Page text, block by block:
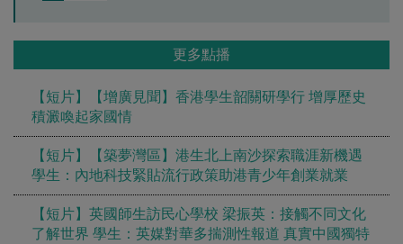
更多點播
【短片】【增廣見聞】香港學生韶關研學行 增厚歷史
積澱喚起家國情
【短片】【築夢灣區】港生北上南沙探索職涯新機遇
學生：內地科技緊貼流行政策助港青少年創業就業
【短片】英國師生訪民心學校 梁振英：接觸不同文化
了解世界 學生：英媒對華多揣測性報道 真實中國獨特